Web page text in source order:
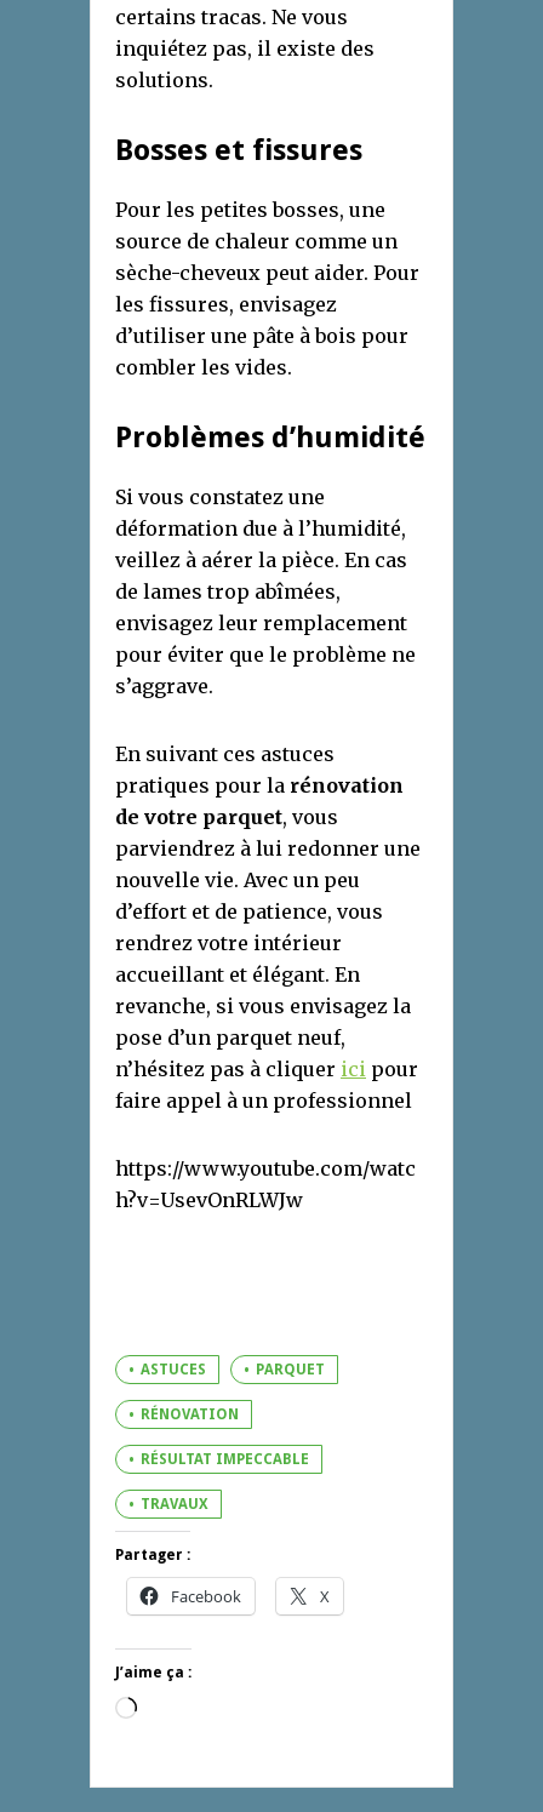
certains tracas. Ne vous
inquiétez pas, il existe des
solutions.
Bosses et fissures
Pour les petites bosses, une
source de chaleur comme un
sèche-cheveux peut aider. Pour
les fissures, envisagez
d’utiliser une pâte à bois pour
combler les vides.
Problèmes d’humidité
Si vous constatez une
déformation due à l’humidité,
veillez à aérer la pièce. En cas
de lames trop abîmées,
envisagez leur remplacement
pour éviter que le problème ne
s’aggrave.
En suivant ces astuces
pratiques pour la rénovation
de votre parquet, vous
parviendrez à lui redonner une
nouvelle vie. Avec un peu
d’effort et de patience, vous
rendrez votre intérieur
accueillant et élégant. En
revanche, si vous envisagez la
pose d’un parquet neuf,
n’hésitez pas à cliquer ici pour
faire appel à un professionnel
https://www.youtube.com/watc
h?v=UsevOnRLWJw
ASTUCES PARQUET
RÉNOVATION
RÉSULTAT IMPECCABLE
TRAVAUX
Partager :
Facebook X
J’aime ça :
Chargement…